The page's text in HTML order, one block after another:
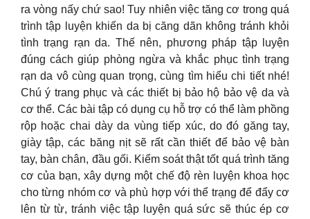
ra vòng nấy chứ sao! Tuy nhiên việc tăng cơ trong quá
trình tập luyện khiến da bị căng dãn không tránh khỏi
tình trạng rạn da. Thế nên, phương pháp tập luyện
đúng cách giúp phòng ngừa và khắc phục tình trạng
rạn da vô cùng quan trọng, cùng tìm hiểu chi tiết nhé!
Chú ý trang phục và các thiết bị bảo hộ bảo vệ da và
cơ thể. Các bài tập có dụng cụ hỗ trợ có thể làm phồng
rộp hoặc chai dày da vùng tiếp xúc, do đó găng tay,
giày tập, các băng nịt sẽ rất cần thiết để bảo vệ bàn
tay, bàn chân, đầu gối. Kiểm soát thật tốt quá trình tăng
cơ của bạn, xây dựng một chế độ rèn luyện khoa học
cho từng nhóm cơ và phù hợp với thể trạng để đẩy cơ
lên từ từ, tránh việc tập luyện quá sức sẽ thúc ép cơ